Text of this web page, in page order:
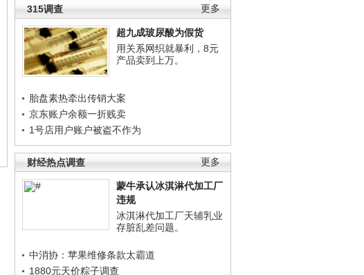
更多
315调查
超九成玻尿酸为假货
用关系网织就暴利，8元
产品卖到上万。
胎盘素热牵出传销大案
京东账户余额一折贱卖
1号店用户账户被盗不作为
更多
财经热点调查
蒙牛承认冰淇淋代加工厂
违规
冰淇淋代加工厂天辅乳业
存脏乱差问题。
中消协：苹果维修条款太霸道
1880元天价粽子调查